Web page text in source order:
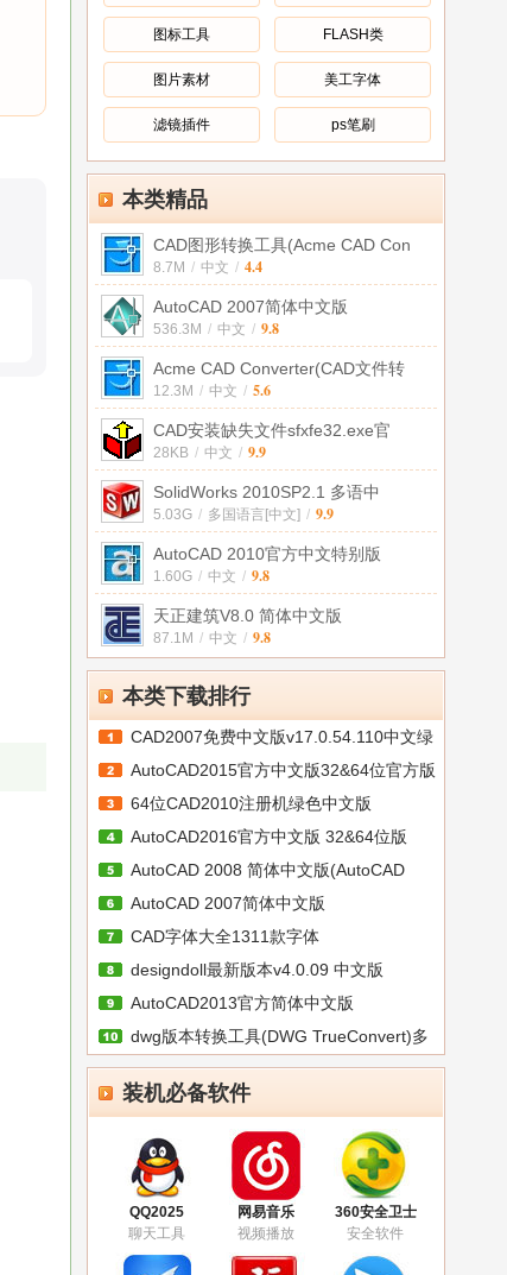
免费版 / 中文 /
图标工具 FLASH类
图片素材 美工字体
滤镜插件 ps笔刷
本类精品
CAD图形转换工具(Acme CAD Con
8.7M / 中文 / 4.4
AutoCAD 2007简体中文版
536.3M / 中文 / 9.8
Acme CAD Converter(CAD文件转
12.3M / 中文 / 5.6
CAD安装缺失文件sfxfe32.exe官
28KB / 中文 / 9.9
SolidWorks 2010SP2.1 多语中
5.03G / 多国语言[中文] / 9.9
AutoCAD 2010官方中文特别版
1.60G / 中文 / 9.8
天正建筑V8.0 简体中文版
87.1M / 中文 / 9.8
本类下载排行
CAD2007免费中文版v17.0.54.110中文绿
色
AutoCAD2015官方中文版32&64位官方版
64位CAD2010注册机绿色中文版
AutoCAD2016官方中文版 32&64位版
AutoCAD 2008 简体中文版(AutoCAD
2008
AutoCAD 2007简体中文版
CAD字体大全1311款字体
designdoll最新版本v4.0.09 中文版
AutoCAD2013官方简体中文版
dwg版本转换工具(DWG TrueConvert)多
语
装机必备软件
QQ2025
聊天工具
网易音乐
视频播放
360安全卫士
安全软件